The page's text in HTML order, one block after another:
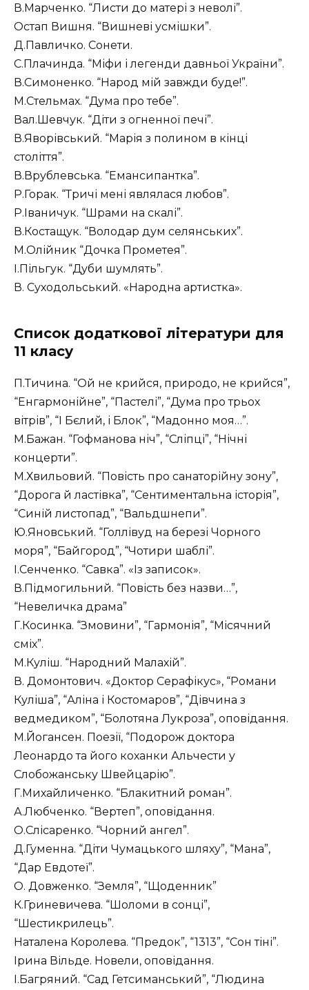
В.Марченко. “Листи до матері з неволі”.
Остап Вишня. “Вишневі усмішки”.
Д.Павличко. Сонети.
С.Плачинда. “Міфи і легенди давньої України”.
В.Симоненко. “Народ мій завжди буде!”.
М.Стельмах. “Дума про тебе”.
Вал.Шевчук. “Діти з огненної печі”.
В.Яворівський. “Марія з полином в кінці
століття”.
В.Врублевська. “Емансипантка”.
Р.Горак. “Тричі мені являлася любов”.
Р.Іваничук. “Шрами на скалі”.
В.Костащук. “Володар дум селянських”.
М.Олійник “Дочка Прометея”.
І.Пільгук. “Дуби шумлять”.
В. Суходольський. «Народна артистка».
Список додаткової літератури для
11 класу
П.Тичина. “Ой не крийся, природо, не крийся”,
“Енгармонійне”, “Пастелі”, “Дума про трьох
вітрів”, “І Бєлий, і Блок”, “Мадонно моя…”.
М.Бажан. “Гофманова ніч”, “Сліпці”, “Нічні
концерти”.
М.Хвильовий. “Повість про санаторійну зону”,
“Дорога й ластівка”, “Сентиментальна історія”,
“Синій листопад”, “Вальдшнепи”.
Ю.Яновський. “Голлівуд на березі Чорного
моря”, “Байгород”, “Чотири шаблі”.
І.Сенченко. “Савка”. «Із записок».
В.Підмогильний. “Повість без назви…”,
“Невеличка драма”
Г.Косинка. “Змовини”, “Гармонія”, “Місячний
сміх”.
М.Куліш. “Народний Малахій”.
В. Домонтович. «Доктор Серафікус», “Романи
Куліша”, “Аліна і Костомаров”, “Дівчина з
ведмедиком”, “Болотяна Лукроза”, оповідання.
М.Йогансен. Поезії, “Подорож доктора
Леонардо та його коханки Альчести у
Слобожанську Швейцарію”.
Г.Михайличенко. “Блакитний роман”.
А.Любченко. “Вертеп”, оповідання.
О.Слісаренко. “Чорний ангел”.
Д.Гуменна. “Діти Чумацького шляху”, “Мана”,
“Дар Евдотеї”.
О. Довженко. “Земля”, “Щоденник”
К.Гриневичева. “Шоломи в сонці”,
“Шестикрилець”.
Наталена Королева. “Предок”, “1313”, “Сон тіні”.
Ірина Вільде. Новели, оповідання.
І.Багряний. “Сад Гетсиманський”, “Людина